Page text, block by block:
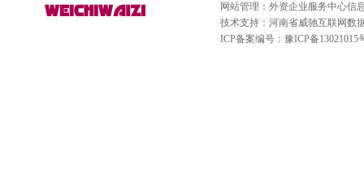
网站管理：外资企业服务中心信
技术支持：河南省威驰互联网数
ICP备案编号： 豫ICP备13021015